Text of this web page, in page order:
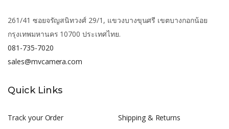
261/41 ซอยจรัญสนิทวงศ์ 29/1, แขวงบางขุนศรี เขตบางกอกน้อย
กรุงเทพมหานคร 10700 ประเทศไทย.
081-735-7020
sales@mvcamera.com
Quick Links
Track your Order
Shipping & Returns